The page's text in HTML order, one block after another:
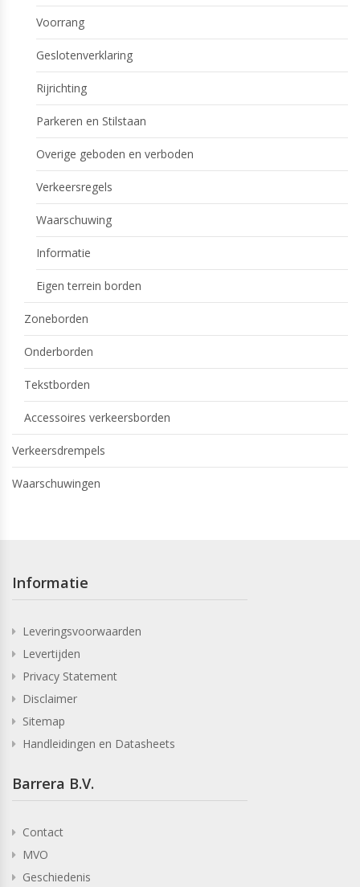
Voorrang
Geslotenverklaring
Rijrichting
Parkeren en Stilstaan
Overige geboden en verboden
Verkeersregels
Waarschuwing
Informatie
Eigen terrein borden
Zoneborden
Onderborden
Tekstborden
Accessoires verkeersborden
Verkeersdrempels
Waarschuwingen
Informatie
Leveringsvoorwaarden
Levertijden
Privacy Statement
Disclaimer
Sitemap
Handleidingen en Datasheets
Barrera B.V.
Contact
MVO
Geschiedenis